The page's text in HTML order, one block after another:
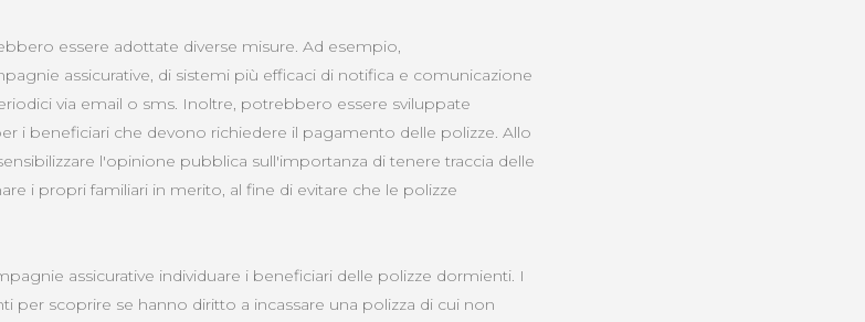
essere adottate diverse misure. Ad esempio,
assicurative, di sistemi più efficaci di notifica e comunicazione
via email o sms. Inoltre, potrebbero essere sviluppate
i beneficiari che devono richiedere il pagamento delle polizze. Allo
l'opinione pubblica sull'importanza di tenere traccia delle
i propri familiari in merito, al fine di evitare che le polizze
assicurative individuare i beneficiari delle polizze dormienti. I
per scoprire se hanno diritto a incassare una polizza di cui non